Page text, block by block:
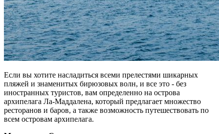
Если вы хотите насладиться всеми прелестями шикарных
пляжей и знаменитых бирюзовых волн, и все это - без
иностранных туристов, вам определенно на острова
архипелага Ла-Маддалена, который предлагает множество
ресторанов и баров, а также возможность путешествовать по
всем островам архипелага.